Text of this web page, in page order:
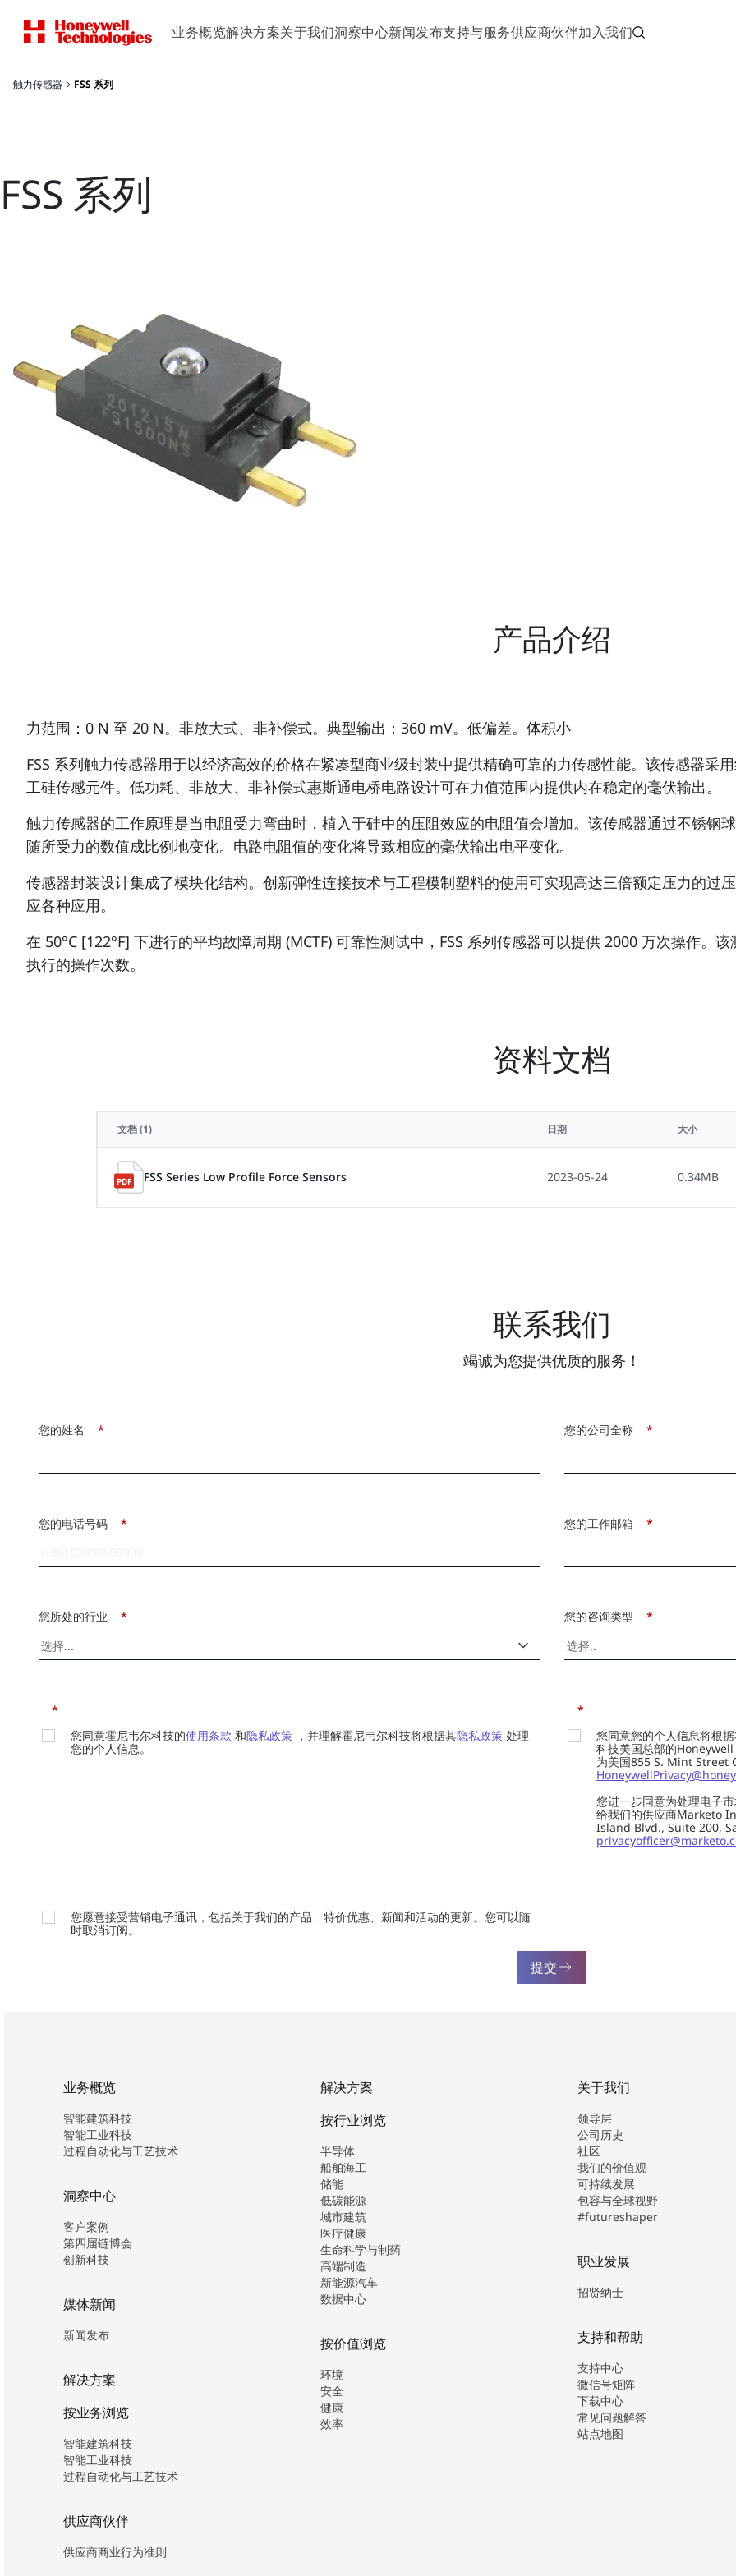
业务概览解决方案关于我们洞察中心新闻发布支持与服务供应商伙伴加入我们
触力传感器 FSS 系列
FSS 系列
产品介绍
力范围：0 N 至 20 N。非放大式、非补偿式。典型输出：360 mV。低偏差。体积小
FSS 系列触力传感器用于以经济高效的价格在紧凑型商业级封装中提供精确可靠的力传感性能。该传感器采
工硅传感元件。低功耗、非放大、非补偿式惠斯通电桥电路设计可在力值范围内提供内在稳定的毫伏输出。
触力传感器的工作原理是当电阻受力弯曲时，植入于硅中的压阻效应的电阻值会增加。该传感器通过不锈钢
随所受力的数值成比例地变化。电路电阻值的变化将导致相应的毫伏输出电平变化。
传感器封装设计集成了模块化结构。创新弹性连接技术与工程模制塑料的使用可实现高达三倍额定压力的过
应各种应用。
在 50°C [122°F] 下进行的平均故障周期 (MCTF) 可靠性测试中，FSS 系列传感器可以提供 2000 万次操作。
执行的操作次数。
资料文档
文档(1) 日期 大小
FSS Series Low Profile Force Sensors 2023-05-24 0.34MB
联系我们
竭诚为您提供优质的服务！
*
您的姓名 *
您的公司全称
*
您的电话号码 *
您的工作邮箱
*
您所处的行业 *
您的咨询类型
*
您同意霍尼韦尔科技的使用条款 和隐私政策 ，并理解霍尼韦尔科技将根据其隐私政策 处理
您的个人信息。
*
您同意您的个人信息将根
科技美国总部的
为美国855 S. Mint Street
您进一步同意为处理电子
给我们的供应商Marketo
Island Blvd., Suite 200,
您愿意接受营销电子通讯，包括关于我们的产品、特价优惠、新闻和活动的更新。您可以随
时取消订阅。
提交
业务概览
智能建筑科技
智能工业科技
过程自动化与工艺技术
洞察中心
客户案例
第四届链博会
创新科技
媒体新闻
新闻发布
解决方案
按业务浏览
智能建筑科技
智能工业科技
过程自动化与工艺技术
供应商伙伴
供应商商业行为准则
解决方案
按行业浏览
半导体
船舶海工
储能
低碳能源
城市建筑
医疗健康
生命科学与制药
高端制造
新能源汽车
数据中心
按价值浏览
环境
安全
健康
效率
关于我们
领导层
公司历史
社区
我们的价值观
可持续发展
包容与全球视野
#futureshaper
职业发展
招贤纳士
支持和帮助
支持中心
微信号矩阵
下载中心
常见问题解答
站点地图